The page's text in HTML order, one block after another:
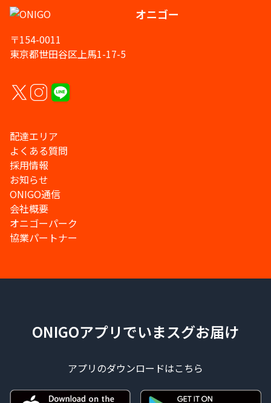
オニゴー
〒154-0011
東京都世田谷区上馬1-17-5
配達エリア
よくある質問
採用情報
お知らせ
ONIGO通信
会社概要
オニゴーパーク
協業パートナー
ONIGOアプリでいまスグお届け
アプリのダウンロードはこちら